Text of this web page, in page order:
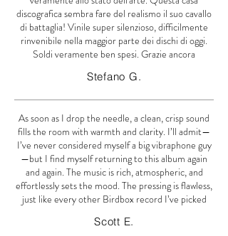
discografica sembra fare del realismo il suo cavallo
di battaglia! Vinile super silenzioso, difficilmente
rinvenibile nella maggior parte dei dischi di oggi.
Soldi veramente ben spesi. Grazie ancora
Stefano G.
As soon as I drop the needle, a clean, crisp sound
fills the room with warmth and clarity. I’ll admit—
I’ve never considered myself a big vibraphone guy
—but I find myself returning to this album again
and again. The music is rich, atmospheric, and
effortlessly sets the mood. The pressing is flawless,
just like every other Birdbox record I’ve picked
Scott E.